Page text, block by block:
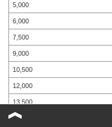
5,000
6,000
7,500
9,000
10,500
12,000
13,500
15,000